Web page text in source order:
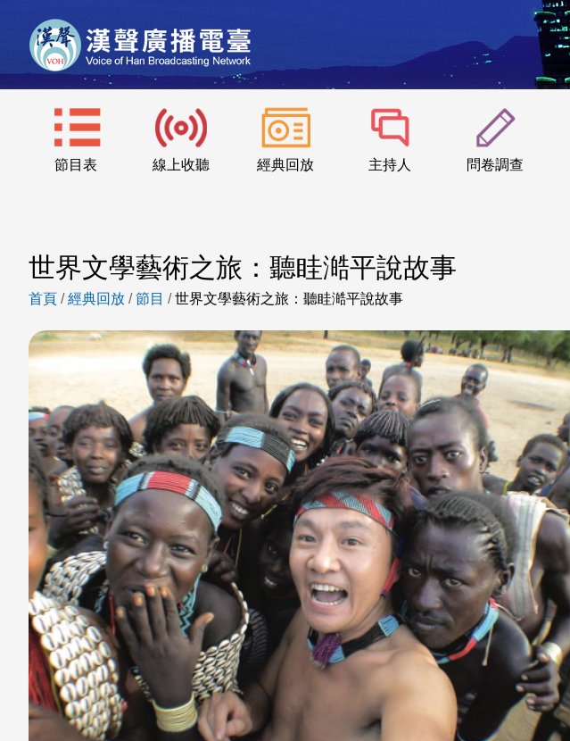
節目表 線上收聽 經典回放 主持人 問卷調查
世界文學藝術之旅：聽眭澔平說故事
首頁 /經典回放 /節目 /世界文學藝術之旅：聽眭澔平說故事